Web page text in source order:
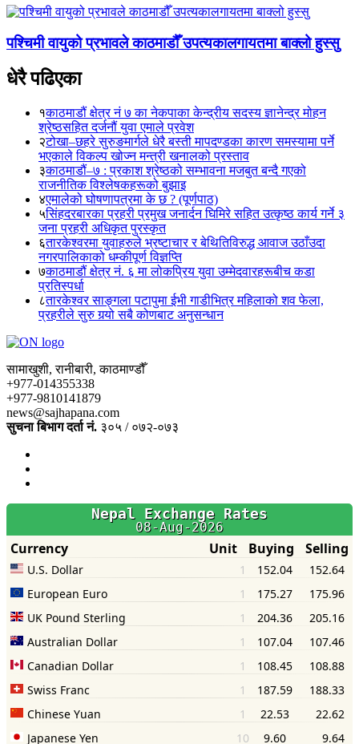
पश्चिमी वायुको प्रभावले काठमाडौँ उपत्यकालगायतमा बाक्लो हुस्सु
धेरै पढिएका
१काठमाडौं क्षेत्र नं ७ का नेकपाका केन्द्रीय सदस्य ज्ञानेन्द्र मोहन
श्रेष्ठसहित दर्जनौं युवा एमाले प्रवेश
२टोखा–छहरे सुरुङमार्गले धेरै बस्ती मापदण्डका कारण समस्यामा पर्ने
भएकाले विकल्प खोज्न मन्त्री खनालको प्रस्ताव
३काठमाडौं–७ : प्रकाश श्रेष्ठको सम्भावना मजबुत बन्दै गएको
राजनीतिक विश्लेषकहरूको बुझाइ
४एमालेको घोषणापत्रमा के छ ? (पूर्णपाठ)
५सिंहदरबारका प्रहरी प्रमुख जनार्दन घिमिरे सहित उत्कृष्ठ कार्य गर्ने ३
जना प्रहरी अधिकृत पुरस्कृत
६तारकेश्वरमा युवाहरुले भ्रष्टाचार र बेथितिविरुद्ध आवाज उठाँउदा
नगरपालिकाको धम्कीपूर्ण विज्ञप्ति
७काठमाडौं क्षेत्र नं. ६ मा लोकप्रिय युवा उम्मेदवारहरूबीच कडा
प्रतिस्पर्धा
८तारकेश्वर साङ्गला पटापुमा ईभी गाडीभित्र महिलाको शव फेला,
प्रहरीले सुरु गर्‍यो सबै कोणबाट अनुसन्धान
सामाखुशी, रानीबारी, काठमाण्डौँ
+977-014355338
+977-9810141879
news@sajhapana.com
सुचना बिभाग दर्ता नं. ३०५ / ०७२-०७३